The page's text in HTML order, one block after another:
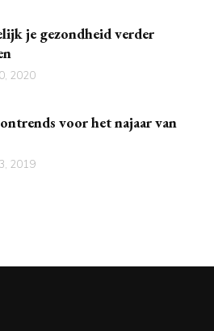
je gezondheid verder
2020
voor het najaar van
2019